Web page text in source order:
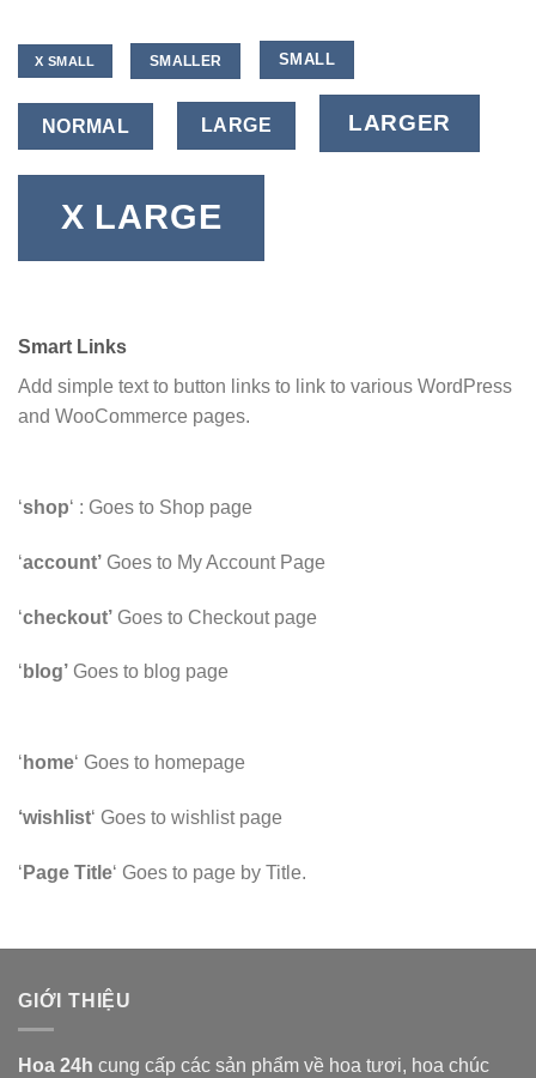
X SMALL SMALLER SMALL
NORMAL LARGE LARGER
X LARGE
Smart Links
Add simple text to button links to link to various WordPress
and WooCommerce pages.
‘shop‘ : Goes to Shop page
‘account’ Goes to My Account Page
‘checkout’ Goes to Checkout page
‘ blog’ Goes to blog page
‘ home‘ Goes to homepage
‘wishlist‘ Goes to wishlist page
‘ Page Title‘ Goes to page by Title.
GIỚI THIỆU
Hoa 24h cung cấp các sản phẩm về hoa tươi, hoa chúc